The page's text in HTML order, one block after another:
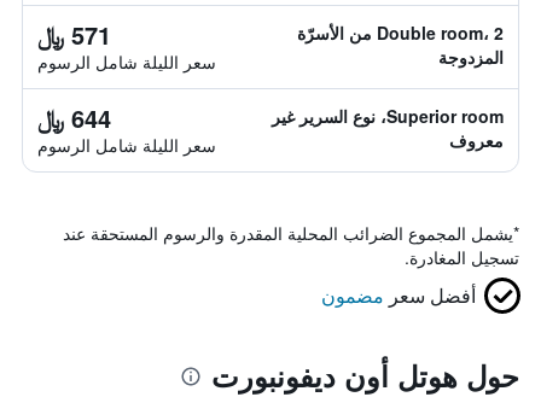
Double room، 2 من الأسرّة
المزدوجة
571 ﷼
سعر الليلة شامل الرسوم
Superior room، نوع السرير غير
معروف
644 ﷼
سعر الليلة شامل الرسوم
*يشمل المجموع الضرائب المحلية المقدرة والرسوم المستحقة عند
تسجيل المغادرة.
أفضل سعر مضمون
حول هوتل أون ديفونبورت